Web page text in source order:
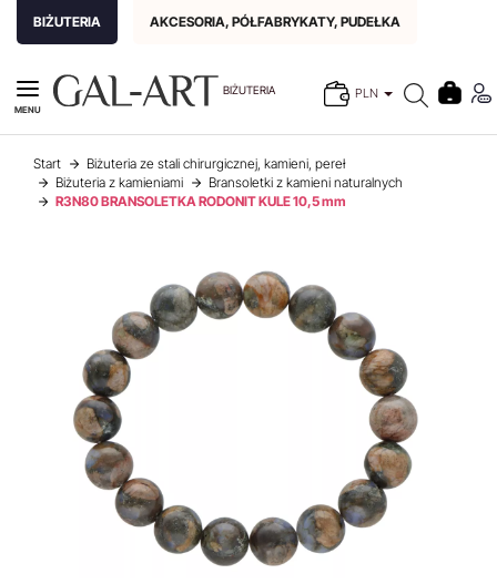
BIŻUTERIA AKCESORIA, PÓŁFABRYKATY, PUDEŁKA
BIŻUTERIA PLN
MENU
Start
Biżuteria ze stali chirurgicznej, kamieni, pereł
Biżuteria z kamieniami
Bransoletki z kamieni naturalnych
R3N80 BRANSOLETKA RODONIT KULE 10,5 mm